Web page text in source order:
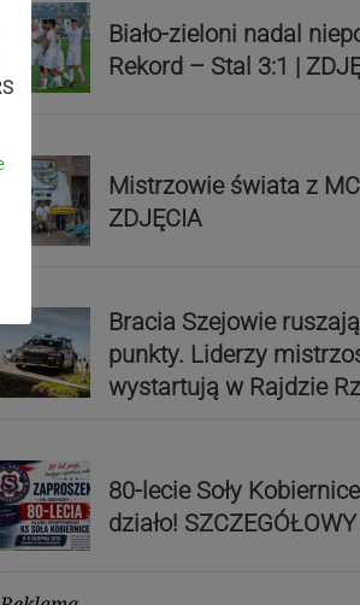
Biało-zieloni nadal
Rekord – Stal 3:1 |
Mistrzowie świata z
ZDJĘCIA
Bracia Szejowie
punkty. Liderzy
wystartują w Rajdzie
80-lecie Soły
działo!